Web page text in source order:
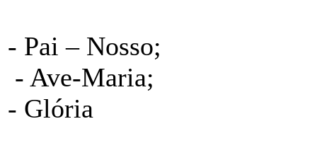
- Pai – Nosso;
- Ave-Maria;
- Glória